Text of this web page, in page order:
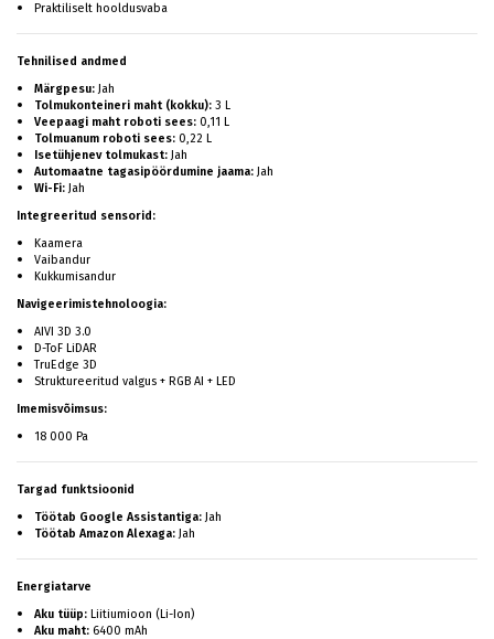
Praktiliselt hooldusvaba
Tehnilised andmed
Märgpesu: Jah
Tolmukonteineri maht (kokku): 3 L
Veepaagi maht roboti sees: 0,11 L
Tolmuanum roboti sees: 0,22 L
Isetühjenev tolmukast: Jah
Automaatne tagasipöördumine jaama: Jah
Wi-Fi: Jah
Integreeritud sensorid:
Kaamera
Vaibandur
Kukkumisandur
Navigeerimistehnoloogia:
AIVI 3D 3.0
D-ToF LiDAR
TruEdge 3D
Struktureeritud valgus + RGB AI + LED
Imemisvõimsus:
18 000 Pa
Targad funktsioonid
Töötab Google Assistantiga: Jah
Töötab Amazon Alexaga: Jah
Energiatarve
Aku tüüp: Liitiumioon (Li-Ion)
Aku maht: 6400 mAh